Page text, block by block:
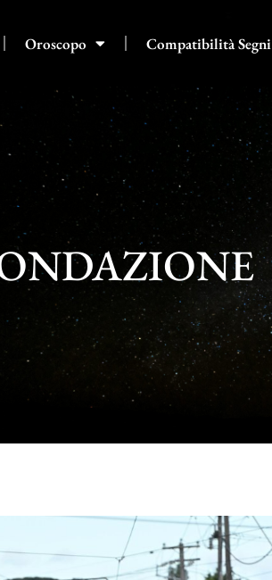
Oroscopo Compatibilità Segni